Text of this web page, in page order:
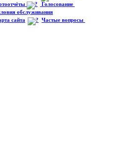
Голосование
обслуживания
сайта
Частые вопросы